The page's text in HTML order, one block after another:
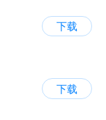
下载
下载